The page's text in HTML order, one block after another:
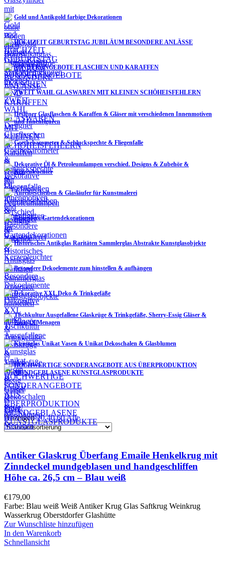
Gold und Antikgold farbige Dekorationen
HOCHZEIT GEBURTSTAG JUBILÄUM BESONDERE ANLÄSSE
SONDERANGEBOTE FLASCHEN UND KARAFFEN
ZWEIT WAHL GLASWAREN MIT KLEINEN SCHÖHEISFEHLERN
Designer Glasflaschen & Karaffen & Gläser mit verschiedenen Innenmotiven
und Innenfiguren
Goethebarometer & Schluckspechte & Fliegenfalle
Dekorative Öl & Petroleumlampen verschied. Designs & Zubehör &
Kerzenleuchter
Anreibescheiben & Glasläufer für Kunstmalerei
Besondere Gartendekorationen
Historisches Antikglas Raritäten Sammlerglas Abstrakte Kunstglasobjekte
Besondere Dekoelemente zum hinstellen & aufhängen
Dekorative XXL Deko & Trinkgefäße
Tischkultur Ausgefallene Glaskrüge & Trinkgefäße, Sherry-Essig Gläser &
Essig/Öl Menagen
Kunstglas Unikat Vasen & Unikat Dekoschalen & Glasblumen
HOCHWERTIGE SONDERANGEBOTE AUS ÜBERPRODUKTION
MUNDGEBLASENE KUNSTGLASPRODUKTE
Filter
Anzeigen204060Alle
Antiker Glaskrug Überfang Emaile Henkelkrug mit
Zinndeckel mundgeblasen und handgeschliffen
Höhe ca. 26,5 cm – Blau weiß
€179,00
Farbe: Blau weiß Weiß Antiker Krug Glas Saftkrug Weinkrug
Wasserkrug Oberstdorfer Glashütte
Zur Wunschliste hinzufügen
In den Warenkorb
Schnellansicht